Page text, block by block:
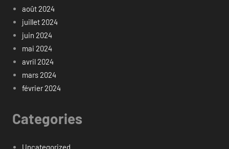
août 2024
juillet 2024
juin 2024
mai 2024
avril 2024
mars 2024
février 2024
Categories
Uncategorized